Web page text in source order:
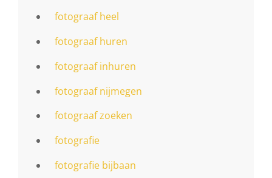
fotograaf heel
fotograaf huren
fotograaf inhuren
fotograaf nijmegen
fotograaf zoeken
fotografie
fotografie bijbaan